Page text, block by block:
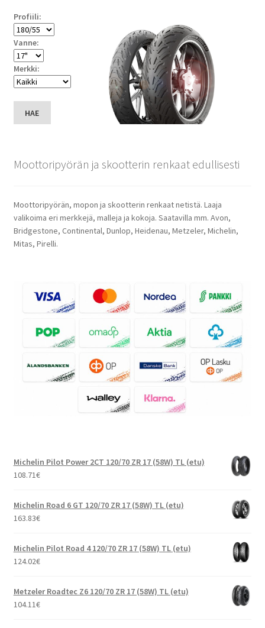
Profiili:
Vanne:
Merkki:
HAE
Moottoripyörän ja skootterin renkaat edullisesti
Moottoripyörän, mopon ja skootterin renkaat netistä. Laaja
valikoima eri merkkejä, malleja ja kokoja. Saatavilla mm. Avon,
Bridgestone, Continental, Dunlop, Heidenau, Metzeler, Michelin,
Mitas, Pirelli.
Michelin Pilot Power 2CT 120/70 ZR 17 (58W) TL (etu)
108.71€
Michelin Road 6 GT 120/70 ZR 17 (58W) TL (etu)
163.83€
Michelin Pilot Road 4 120/70 ZR 17 (58W) TL (etu)
124.02€
Metzeler Roadtec Z6 120/70 ZR 17 (58W) TL (etu)
104.11€